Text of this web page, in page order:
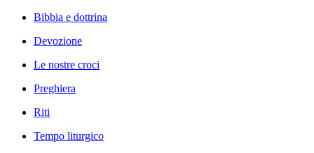
Bibbia e dottrina
Devozione
Le nostre croci
Preghiera
Riti
Tempo liturgico